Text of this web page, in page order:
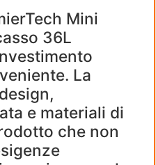
Mini
36L
La
e materiali di
che non